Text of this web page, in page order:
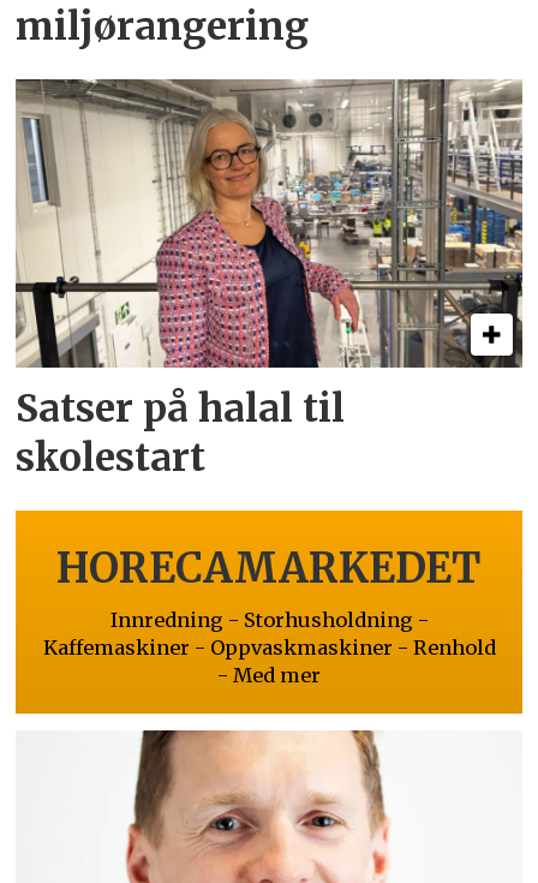
miljørangering
Satser på halal til
skolestart
HORECAMARKEDET
Innredning - Storhusholdning -
Kaffemaskiner - Oppvaskmaskiner - Renhold
- Med mer